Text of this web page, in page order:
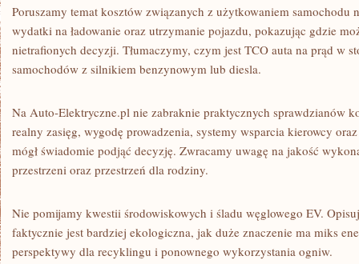
Poruszamy temat kosztów związanych z użytkowaniem samochodu
wydatki na ładowanie oraz utrzymanie pojazdu, pokazując gdzie
nietrafionych decyzji. Tłumaczymy, czym jest TCO auta na prąd w
samochodów z silnikiem benzynowym lub diesla.
Na Auto-Elektryczne.pl nie zabraknie praktycznych sprawdzianów
realny zasięg, wygodę prowadzenia, systemy wsparcia kierowcy
mógł świadomie podjąć decyzję. Zwracamy uwagę na jakość
przestrzeni oraz przestrzeń dla rodziny.
Nie pomijamy kwestii środowiskowych i śladu węglowego EV.
faktycznie jest bardziej ekologiczna, jak duże znaczenie ma miks
perspektywy dla recyklingu i ponownego wykorzystania ogniw.